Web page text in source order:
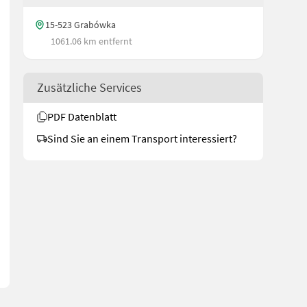
für die Beschickung hoher Getreidesilos.
15-523 Grabówka
1061.06 km entfernt
Zusätzliche Services
PDF Datenblatt
Sind Sie an einem Transport interessiert?